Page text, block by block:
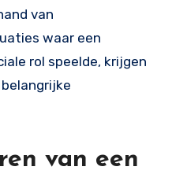
van
waar een
rol speelde, krijgen
van een